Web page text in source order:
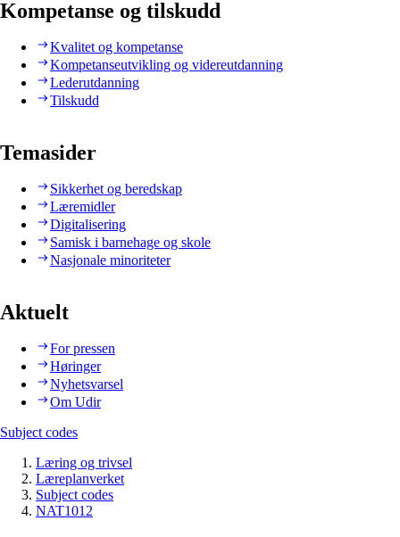
Kompetanse og tilskudd
Kvalitet og kompetanse
Kompetanseutvikling og videreutdanning
Lederutdanning
Tilskudd
Temasider
Sikkerhet og beredskap
Læremidler
Digitalisering
Samisk i barnehage og skole
Nasjonale minoriteter
Aktuelt
For pressen
Høringer
Nyhetsvarsel
Om Udir
Subject codes
Læring og trivsel
Læreplanverket
Subject codes
NAT1012